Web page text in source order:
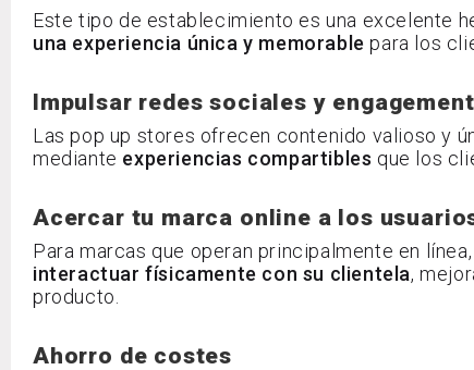
Este tipo de establecimiento es una excelente
una experiencia única y memorable para los
Impulsar redes sociales y engagement
Las pop up stores ofrecen contenido valioso y
mediante experiencias compartibles que los
Acercar tu marca online a los
Para marcas que operan principalmente en
interactuar físicamente con su clientela,
producto.
Ahorro de costes